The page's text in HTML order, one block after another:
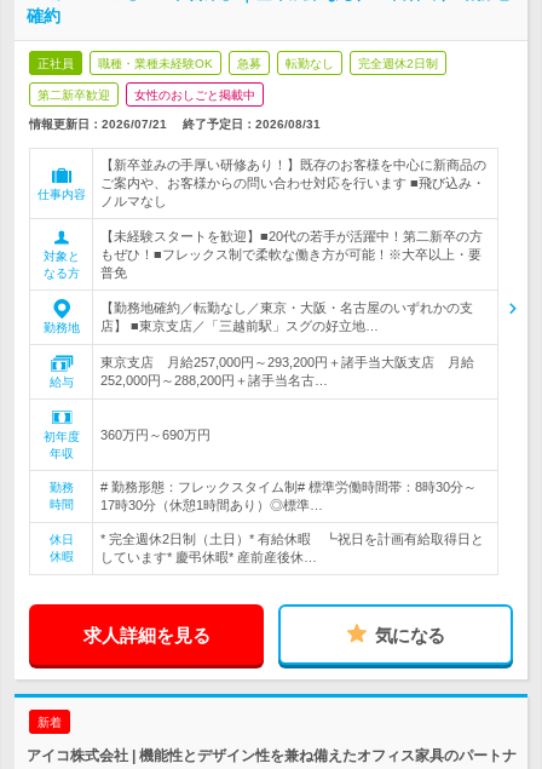
確約
正社員 職種・業種未経験OK 急募 転勤なし 完全週休2日制
第二新卒歓迎 女性のおしごと掲載中
情報更新日：2026/07/21 終了予定日： 2026/08/31
仕事内容
【新卒並みの手厚い研修あり！】既存のお客様を中心に新商品の
ご案内や、お客様からの問い合わせ対応を行います ■飛び込み・
ノルマなし
対象と
なる方
【未経験スタートを歓迎】■20代の若手が活躍中！第二新卒の方
もぜひ！■フレックス制で柔軟な働き方が可能！※大卒以上・要
普免
勤務地
【勤務地確約／転勤なし／東京・大阪・名古屋のいずれかの支
店】 ■東京支店／「三越前駅」スグの好立地…
給与
東京支店 月給257,000円～293,200円＋諸手当大阪支店 月給
252,000円～288,200円＋諸手当名古…
初年度
年収
360万円～690万円
勤務
時間
# 勤務形態：フレックスタイム制# 標準労働時間帯：8時30分～
17時30分（休憩1時間あり）◎標準…
休日
休暇
* 完全週休2日制（土日）* 有給休暇 ┗祝日を計画有給取得日と
しています* 慶弔休暇* 産前産後休…
求人詳細を見る 気になる
新着
アイコ株式会社 | 機能性とデザイン性を兼ね備えたオフィス家具のパートナ